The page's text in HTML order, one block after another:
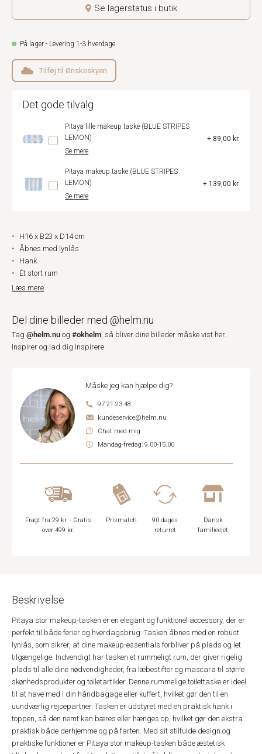
Se lagerstatus i butik
På lager - Levering 1-3 hverdage
Tilføj til Ønskeskyen
Det gode tilvalg
Pitaya lille makeup taske (BLUE STRIPES
LEMON)
Se mere
+ 89,00 kr.
Pitaya makeup taske (BLUE STRIPES
LEMON)
Se mere
+ 139,00 kr.
H16 x B23 x D14 cm
Åbnes med lynlås
Hank
Ét stort rum
Læs mere
Del dine billeder med @helm.nu
Tag @helm.nu og #okhelm, så bliver dine billeder måske vist her.
Inspirer og lad dig inspirere.
Måske jeg kan hjælpe dig?
97 21 23 48
kundeservice@helm.nu
Chat med mig
Mandag-fredag: 9.00-15.00
Fragt fra 29 kr. - Gratis
over 499 kr.
Prismatch
90 dages
returret
Dansk
familieejet
Beskrivelse
Pitaya stor makeup-tasken er en elegant og funktionel accessory, der er
perfekt til både ferier og hverdagsbrug. Tasken åbnes med en robust
lynlås, som sikrer, at dine makeup-essentials forbliver på plads og let
tilgængelige. Indvendigt har tasken et rummeligt rum, der giver rigelig
plads til alle dine nødvendigheder, fra læbestifter og mascara til større
skønhedsprodukter og toiletartikler. Denne rummelige toilettaske er ideel
til at have med i din håndbagage eller kuffert, hvilket gør den til en
uundværlig rejsepartner. Tasken er udstyret med en praktisk hank i
toppen, så den nemt kan bæres eller hænges op, hvilket gør den ekstra
praktisk både derhjemme og på farten. Med sit stilfulde design og
praktiske funktioner er Pitaya stor makeup-tasken både æstetisk